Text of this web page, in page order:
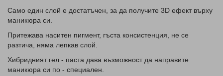
Само един слой е достатъчен, за да получите 3D ефект върху
маникюра си.
Притежава наситен пигмент, гъста консистенция, не се
разтича, няма лепкав слой.
Хибридният гел - паста дава възможност да направите
маникюра си по - специален.